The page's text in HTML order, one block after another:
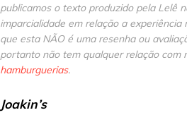
publicamos o texto produzido pela Lelê
imparcialidade em relação a
que esta NÃO é uma resenha ou
portanto não tem qualquer relação com
hamburguerias.
Joakin’s